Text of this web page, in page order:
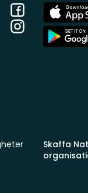
Facebook
Instagram
App
Store
App
Store
Skaffa